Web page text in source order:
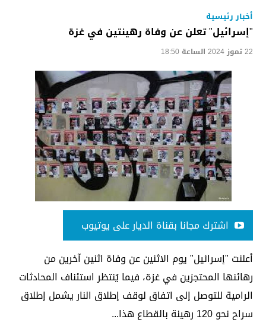
أخبار رئيسية
"إسرائيل" تعلن عن وفاة رهينتين في غزة
22 تموز 2024 الساعة 18:50
اشترك مجانا بقناة الديار على يوتيوب
أعلنت "إسرائيل" يوم الاثنين عن وفاة اثنين آخرين من
رهائنها المحتجزين في غزة، فيما يُنتظر استئناف المحادثات
الرامية للتوصل إلى اتفاق لوقف إطلاق النار يشمل إطلاق
سراح نحو 120 رهينة بالقطاع هذا...